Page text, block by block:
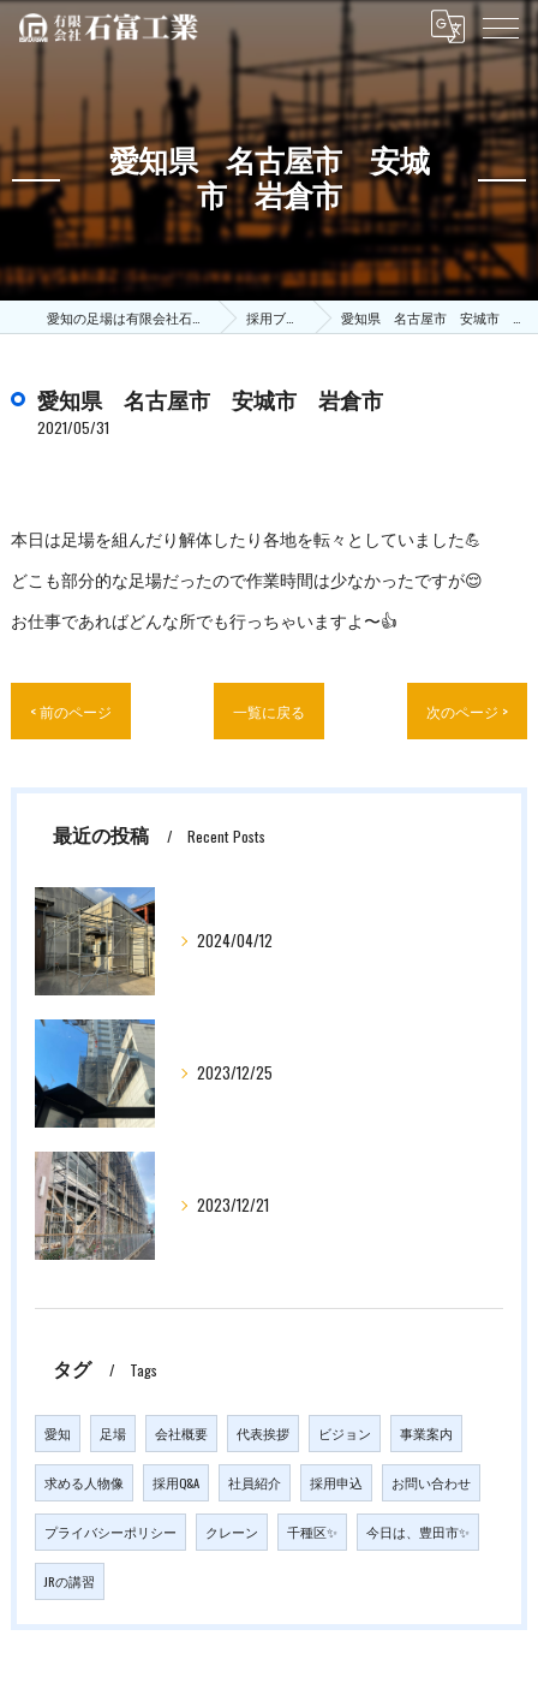
愛知県 名古屋市 安城
市 岩倉市
愛知の足場は有限会社石富工業 採用ブログ 愛知県 名古屋市 安城市 岩倉市
愛知県 名古屋市 安城市 岩倉市
2021/05/31
本日は足場を組んだり解体したり各地を転々としていました💪
どこも部分的な足場だったので作業時間は少なかったですが😌
お仕事であればどんな所でも行っちゃいますよ〜👍
< 前のページ 一覧に戻る 次のページ >
最近の投稿 Recent Posts
2024/04/12
2023/12/25
2023/12/21
タグ Tags
愛知 足場 会社概要 代表挨拶 ビジョン 事業案内
求める人物像 採用Q&A 社員紹介 採用申込 お問い合わせ
プライバシーポリシー クレーン 千種区✨ 今日は、豊田市✨
JRの講習